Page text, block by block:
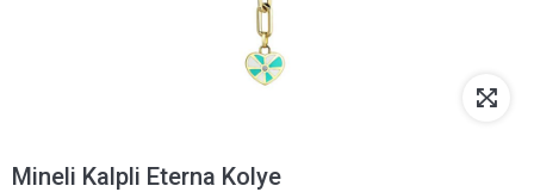
Mineli Kalpli Eterna Kolye